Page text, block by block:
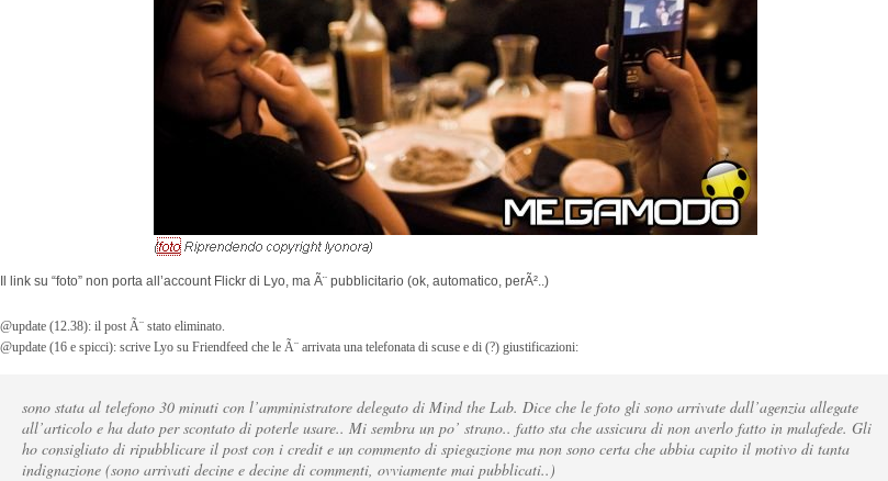
Il link su “foto” non porta all’account Flickr di Lyo, ma Ã¨ pubblicitario (ok, automatico, perÃ²..)
@update (12.38): il post Ã¨ stato eliminato.
@update (16 e spicci): scrive Lyo su Friendfeed che le Ã¨ arrivata una telefonata di scuse e di (?) giustificazioni:
sono stata al telefono 30 minuti con l’amministratore delegato di Mind the Lab. Dice che le foto gli sono arrivate dall’agenzia allegate
all’articolo e ha dato per scontato di poterle usare.. Mi sembra un po’ strano.. fatto sta che assicura di non averlo fatto in malafede. Gli
ho consigliato di ripubblicare il post con i credit e un commento di spiegazione ma non sono certa che abbia capito il motivo di tanta
indignazione (sono arrivati decine e decine di commenti, ovviamente mai pubblicati..)